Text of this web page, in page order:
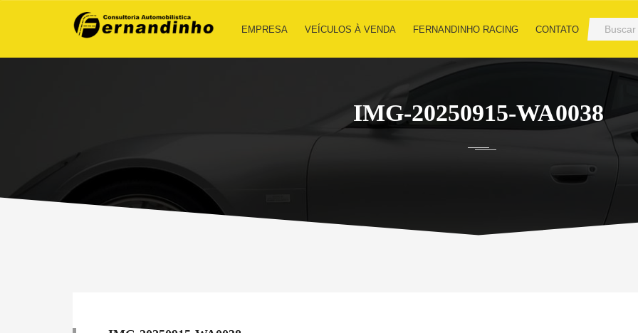
EMPRESA VEÍCULOS À VENDA FERNANDINHO RACING CONTATO
IMG-20250915-WA0038